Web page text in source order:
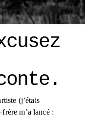
(j’étais
m’a lancé :